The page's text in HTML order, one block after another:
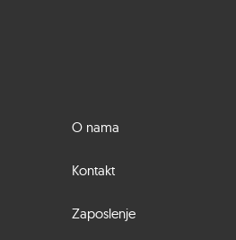
O nama
Kontakt
Zaposlenje